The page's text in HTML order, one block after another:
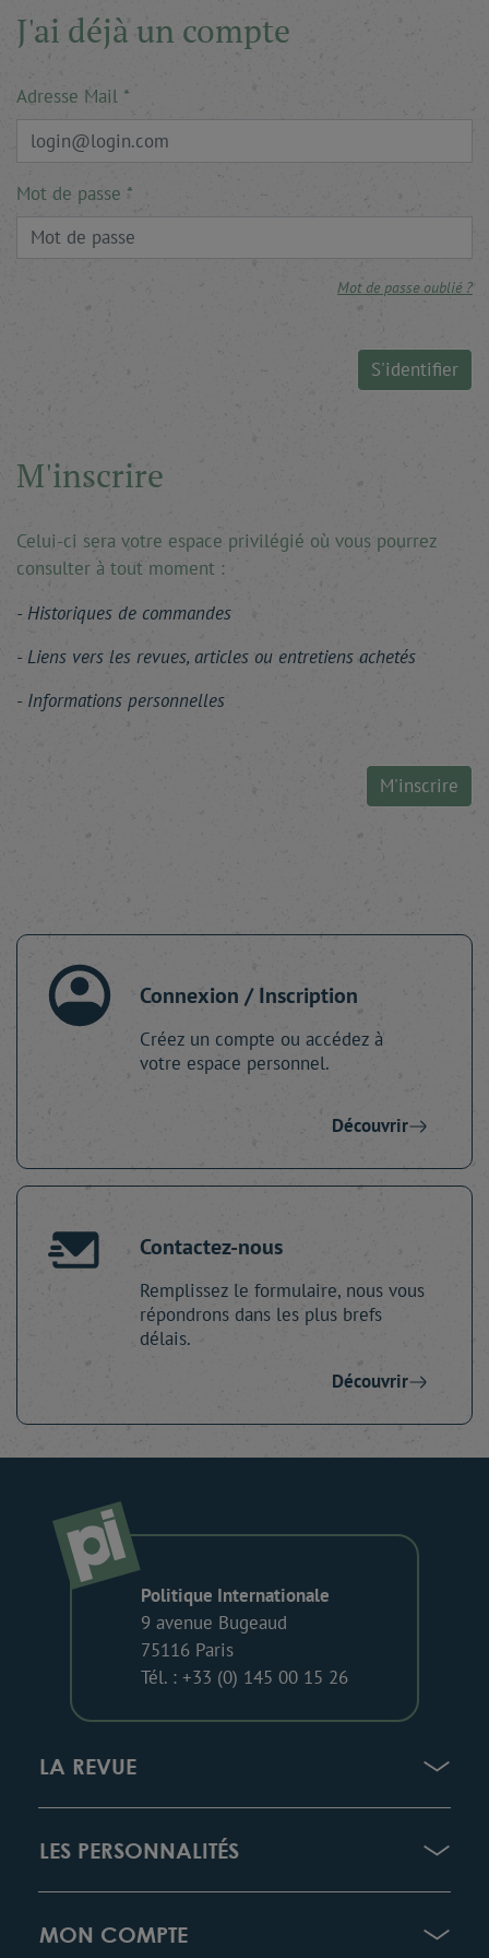
J'ai déjà un compte
Adresse Mail
Mot de passe
Mot de passe oublié ?
S'identifier
M'inscrire
Celui-ci sera votre espace privilégié où vous pourrez
consulter à tout moment :
Historiques de commandes
Liens vers les revues, articles ou entretiens achetés
Informations personnelles
M'inscrire
Connexion / Inscription
Créez un compte ou accédez à
votre espace personnel.
Découvrir
Contactez-nous
Remplissez le formulaire, nous vous
répondrons dans les plus brefs
délais.
Découvrir
Politique Internationale
9 avenue Bugeaud
75116 Paris
Tél. : +33 (0) 145 00 15 26
LA REVUE
LES PERSONNALITÉS
MON COMPTE